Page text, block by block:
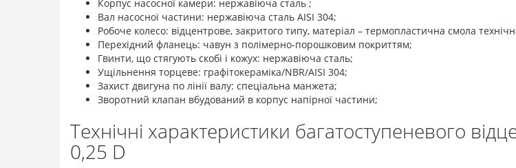
Корпус насосної камери: нержавіюча сталь ;
Вал насосної частини: нержавіюча сталь AISI 304;
Робоче колесо: відцентрове, закритого типу, матеріал – термопластична смола
Перехідний фланець: чавун з полімерно-порошковим покриттям;
Гвинти, що стягують скобі і кожух: нержавіюча сталь;
Ущільнення торцеве: графітокераміка/NBR/AISI 304;
Захист двигуна по лінії валу: спеціальна манжета;
Зворотний клапан вбудований в корпус напірної частини;
Технічні характеристики багатоступеневого
0,25 D